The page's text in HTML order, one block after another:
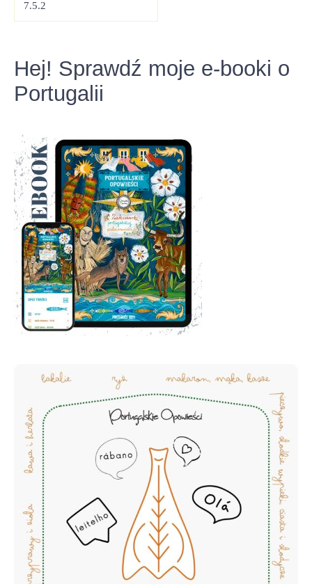
Hej! Sprawdź moje e-booki o
Portugalii